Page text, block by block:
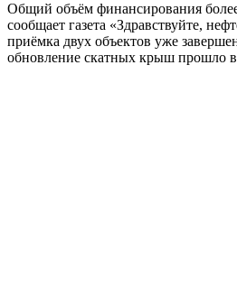
Общий объём финансирования
сообщает газета «Здравствуйте,
приёмка двух объектов уже
обновление скатных крыш прошло в